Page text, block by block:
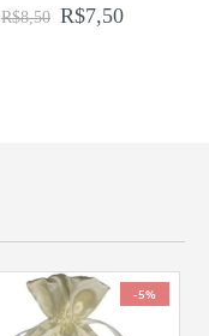
R$8,50 R$7,50
-5%